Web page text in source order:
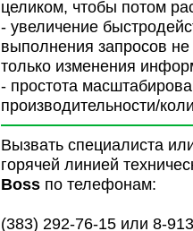
целиком, чтобы потом
- увеличение
выполнения запросов
только изменения
- простота
производительности/
Вызвать специалиста
горячей линией
Boss по телефонам:
(383) 292-76-15 или 8-